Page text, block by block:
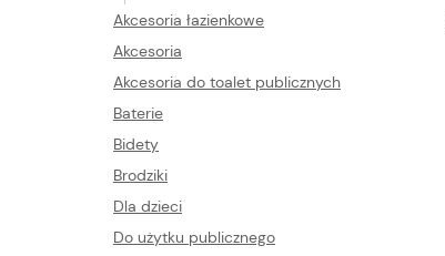
Akcesoria łazienkowe
Akcesoria
Akcesoria do toalet publicznych
Baterie
Bidety
Brodziki
Dla dzieci
Do użytku publicznego